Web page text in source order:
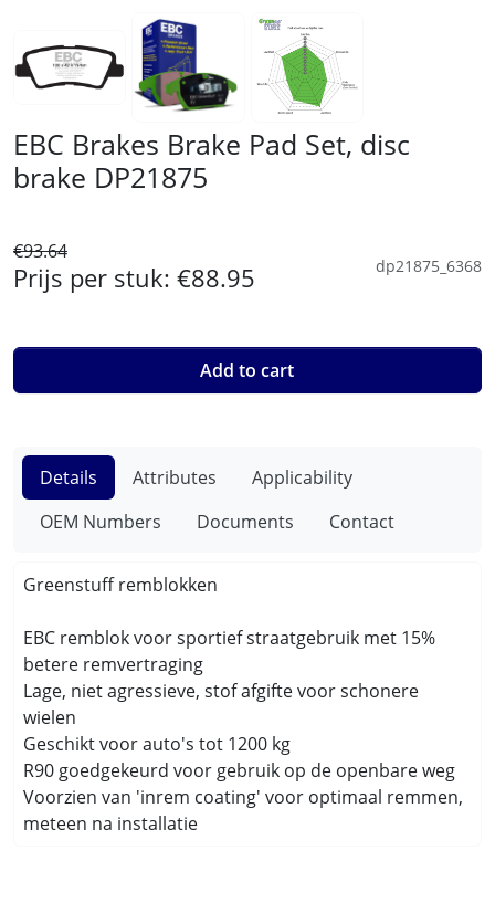
EBC Brakes Brake Pad Set, disc
brake DP21875
€93.64
Prijs per stuk: €88.95 dp21875_6368
Add to cart
Details Attributes
Applicability
OEM Numbers
Documents Contact
Greenstuff remblokken
EBC remblok voor sportief straatgebruik met 15%
betere remvertraging
Lage, niet agressieve, stof afgifte voor schonere
wielen
Geschikt voor auto's tot 1200 kg
R90 goedgekeurd voor gebruik op de openbare weg
Voorzien van 'inrem coating' voor optimaal remmen,
meteen na installatie